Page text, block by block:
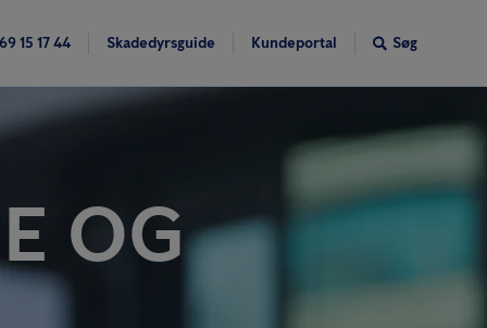
69 15 17 44 Skadedyrsguide Kundeportal Søg
OG